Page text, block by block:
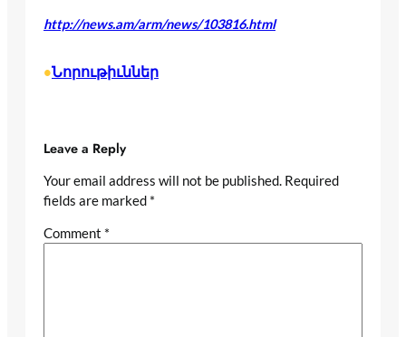
http://news.am/arm/news/103816.html
•Նորութիւններ
Leave a Reply
Your email address will not be published. Required
fields are marked *
Comment *